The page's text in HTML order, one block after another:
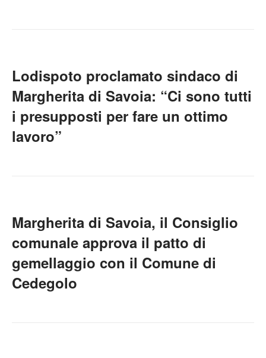
Lodispoto proclamato sindaco di
Margherita di Savoia: “Ci sono tutti
i presupposti per fare un ottimo
lavoro”
Margherita di Savoia, il Consiglio
comunale approva il patto di
gemellaggio con il Comune di
Cedegolo